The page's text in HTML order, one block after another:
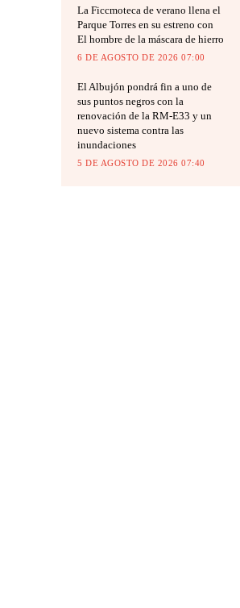
La Ficcmoteca de verano llena el
Parque Torres en su estreno con
El hombre de la máscara de hierro
6 DE AGOSTO DE 2026 07:00
El Albujón pondrá fin a uno de
sus puntos negros con la
renovación de la RM-E33 y un
nuevo sistema contra las
inundaciones
5 DE AGOSTO DE 2026 07:40